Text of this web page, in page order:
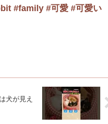
#family #可愛 #可愛い
犬が見え